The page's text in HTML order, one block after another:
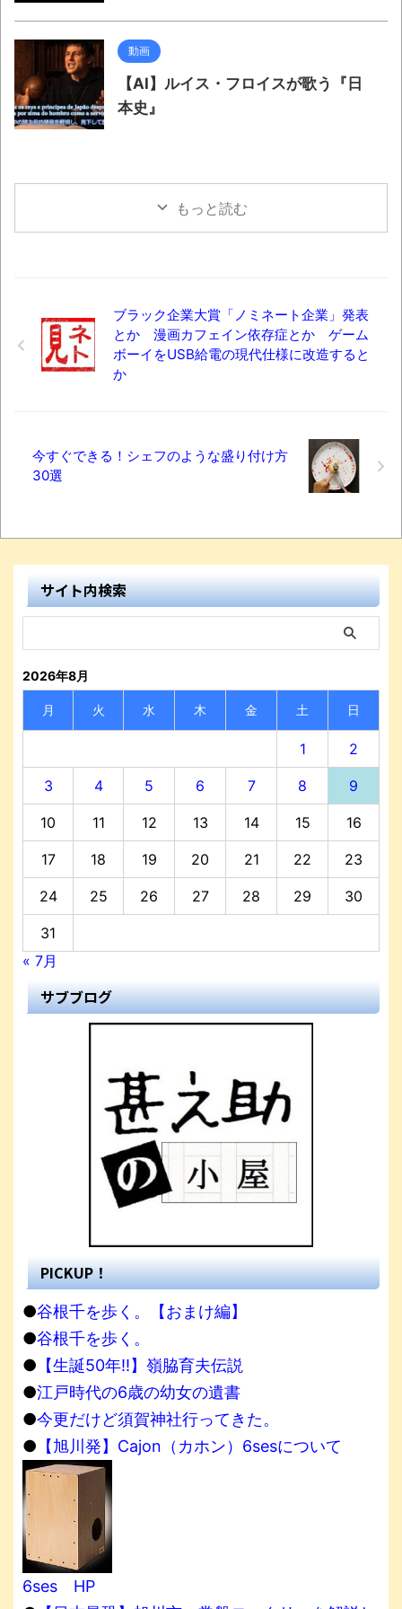
動画
【AI】ルイス・フロイスが歌う『日
本史』
もっと読む
ブラック企業大賞「ノミネート企業」発表
とか 漫画カフェイン依存症とか ゲーム
ボーイをUSB給電の現代仕様に改造すると
か
今すぐできる！シェフのような盛り付け方
30選
サイト内検索
2026年8月
月 火 水 木 金 土 日
1 2
3 4 5 6 7 8 9
10 11 12 13 14 15 16
17 18 19 20 21 22 23
24 25 26 27 28 29 30
31
« 7月
サブブログ
PICKUP！
●谷根千を歩く。【おまけ編】
●谷根千を歩く。
● 【生誕50年!!】嶺脇育夫伝説
●江戸時代の6歳の幼女の遺書
●今更だけど須賀神社行ってきた。
● 【旭川発】Cajon（カホン）6sesについて
6ses HP